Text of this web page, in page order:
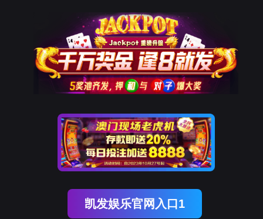
购宝
钱包
>关于
研究
院
>组
织架
构
组织架构